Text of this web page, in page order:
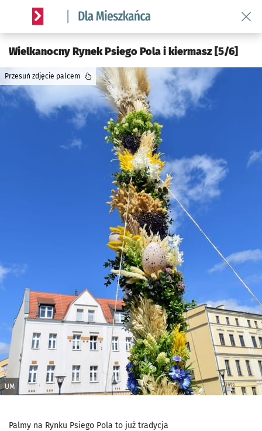
Serwis informacyjny wroclaw.pl podserwis: Dla mieszkańca
Wielkanocny Rynek Psiego Pola i kiermasz [5/6]
UM
Przesuń zdjęcie palcem
Palmy na Rynku Psiego Pola to już tradycja